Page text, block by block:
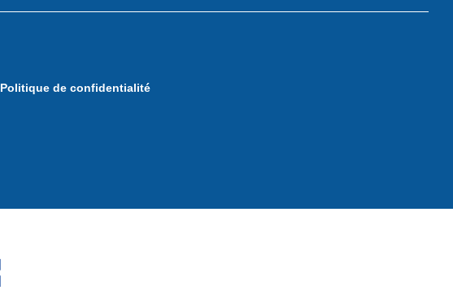
Politique de confidentialité